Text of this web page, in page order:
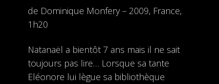
de Dominique Monfery – 2009, France,
1h20
Natanaël a bientôt 7 ans mais il ne sait
toujours pas lire… Lorsque sa tante
Eléonore lui lègue sa bibliothèque